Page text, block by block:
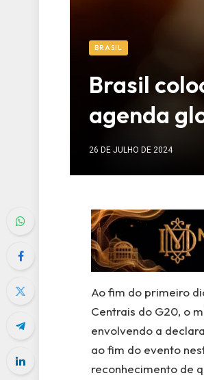
BRASIL
Brasil
agenda
26 DE JULHO DE 2024
Ao fim do primeiro
Centrais do G20, o
envolvendo a
ao fim do evento
reconhecimento de